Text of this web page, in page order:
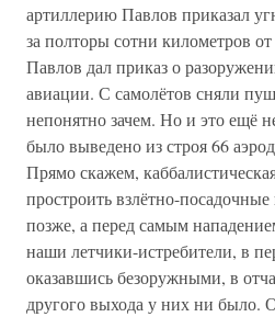
артиллерию Павлов приказал
за полторы сотни километров
Павлов дал приказ о
авиации. С самолётов сняли
непонятно зачем. Но и это ещё
было выведено из строя 66
Прямо скажем,
простроить взлётно-
позже, а перед самым
наши летчики-истребители, в
оказавшись безоружными, в
другого выхода у них ни было.